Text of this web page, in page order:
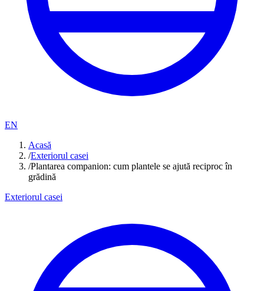
EN
Acasă
/Exteriorul casei
/Plantarea companion: cum plantele se ajută reciproc în
grădină
Exteriorul casei